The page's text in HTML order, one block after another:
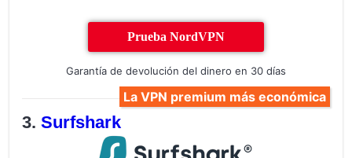
Prueba NordVPN
Garantía de devolución del dinero en 30 días
La VPN premium más económica
Surfshark